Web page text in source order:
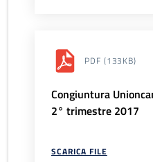
PDF (133KB)
Congiuntura
2° trimestre 2017
SCARICA FILE